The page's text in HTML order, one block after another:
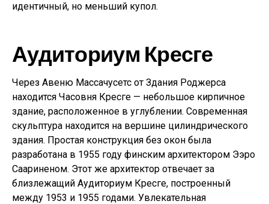
идентичный, но меньший купол.
Аудиториум Кресге
Через Авеню Массачусетс от Здания Роджерса
находится Часовня Кресге — небольшое кирпичное
здание, расположенное в углублении. Современная
скульптура находится на вершине цилиндрического
здания. Простая конструкция без окон была
разработана в 1955 году финским архитектором Ээро
Саариненом. Этот же архитектор отвечает за
близлежащий Аудиториум Кресге, построенный
между 1953 и 1955 годами. Увлекательная